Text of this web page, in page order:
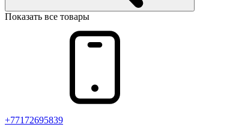
Показать все товары
+77172695839